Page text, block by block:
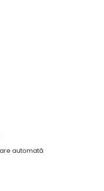
automată